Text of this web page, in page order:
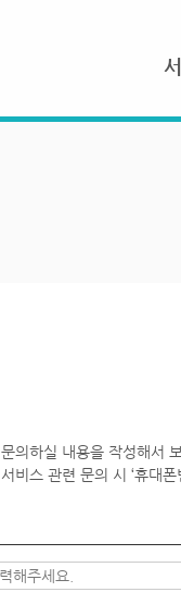
문의하실 내용을 작성해서
서비스 관련 문의 시 ‘휴대